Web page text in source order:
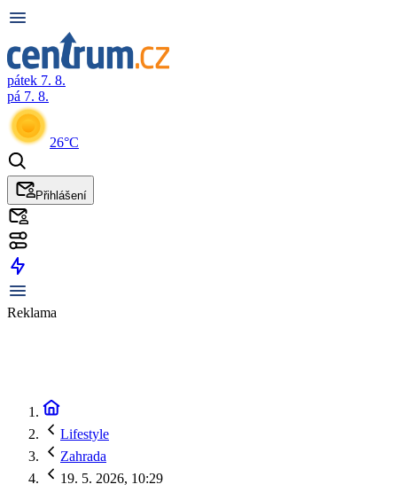
pátek 7. 8.
pá 7. 8.
26°C
Přihlášení
Reklama
Lifestyle
Zahrada
19. 5. 2026, 10:29